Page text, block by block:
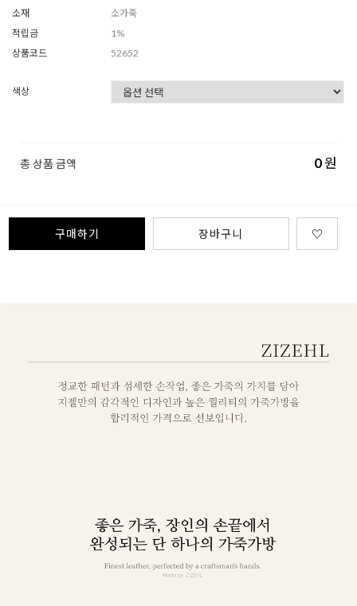
소재
소가죽
적립금
1%
상품코드
52652
색상
총 상품 금액 0원
구매하기 장바구니 ♡